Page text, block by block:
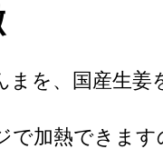
を、国産生姜
で加熱できま